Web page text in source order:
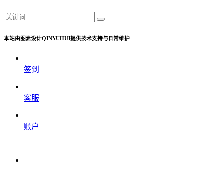
本站由图素设计QINYUHUI提供技术支持与日常维护
签到
客服
账户